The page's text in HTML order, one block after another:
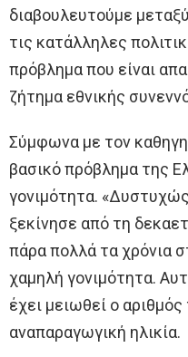
διαβουλευτούμε
τις κατάλληλες
πρόβλημα που είναι
ζήτημα εθνικής
Σύμφωνα με τον
βασικό πρόβλημα της
γονιμότητα.
ξεκίνησε από τη
πάρα πολλά τα χρόνια
χαμηλή γονιμότητα.
έχει μειωθεί ο
αναπαραγωγική ηλικία.